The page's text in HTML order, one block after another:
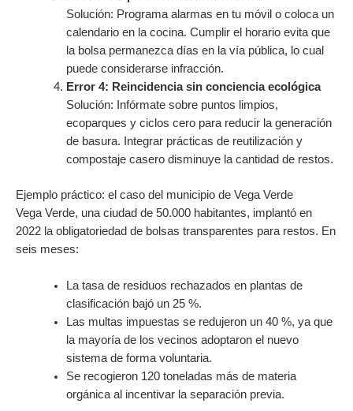
Solución: Programa alarmas en tu móvil o coloca un
calendario en la cocina. Cumplir el horario evita que
la bolsa permanezca días en la vía pública, lo cual
puede considerarse infracción.
Error 4: Reincidencia sin conciencia ecológica
Solución: Infórmate sobre puntos limpios,
ecoparques y ciclos cero para reducir la generación
de basura. Integrar prácticas de reutilización y
compostaje casero disminuye la cantidad de restos.
Ejemplo práctico: el caso del municipio de Vega Verde
Vega Verde, una ciudad de 50.000 habitantes, implantó en
2022 la obligatoriedad de bolsas transparentes para restos. En
seis meses:
La tasa de residuos rechazados en plantas de
clasificación bajó un 25 %.
Las multas impuestas se redujeron un 40 %, ya que
la mayoría de los vecinos adoptaron el nuevo
sistema de forma voluntaria.
Se recogieron 120 toneladas más de materia
orgánica al incentivar la separación previa.